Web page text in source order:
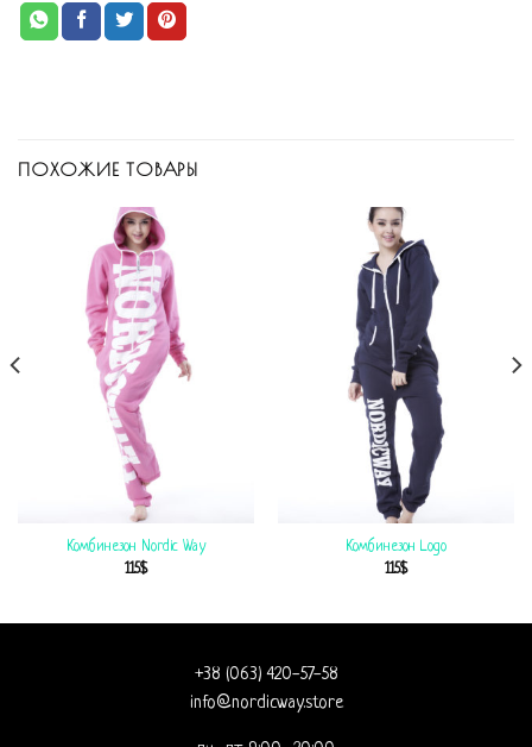
ПОХОЖИЕ ТОВАРЫ
Комбинезон Nordic Way
115$
Комбинезон Logo
115$
+38 (063) 420-57-58
info@nordicway.store